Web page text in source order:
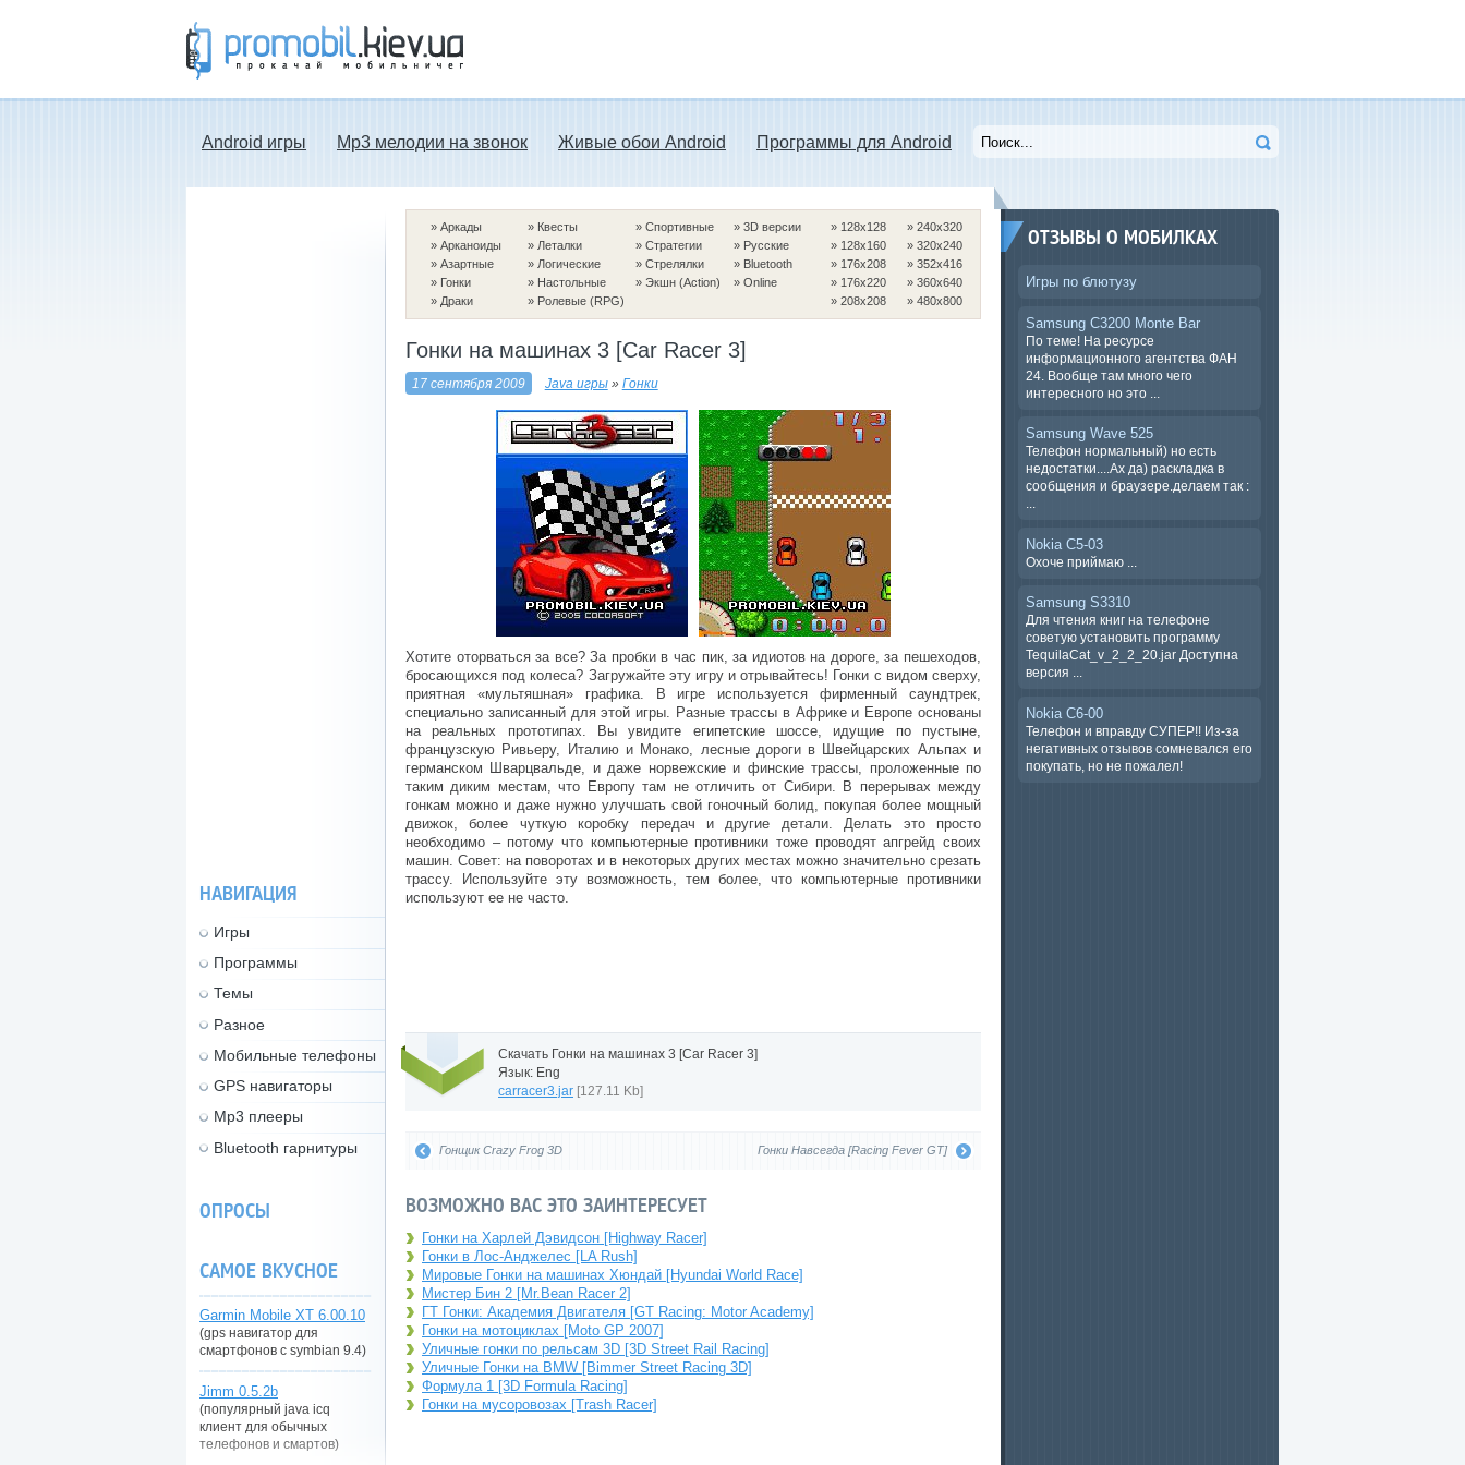
для Nokia, мелодии на звонок скачать
Android игры Mp3 мелодии на звонок Живые обои Android Программы для Android
» Аркады
» Арканоиды
» Азартные
» Гонки
» Драки
» Квесты
» Леталки
» Логические
» Настольные
» Ролевые (RPG)
» Спортивные
» Стратегии
» Стрелялки
» Экшн (Action)
» 3D версии
» Русские
» Bluetooth
» Online
» 128x128
» 128x160
» 176x208
» 176x220
» 208x208
» 240x320
» 320x240
» 352x416
» 360x640
» 480x800
Гонки на машинах 3 [Car Racer 3]
17 сентября 2009 Java игры» Гонки
Хотите оторваться за все? За пробки в час пик, за идиотов на дороге, за пешеходов,
бросающихся под колеса? Загружайте эту игру и отрывайтесь! Гонки с видом сверху,
приятная «мультяшная» графика. В игре используется фирменный саундтрек,
специально записанный для этой игры. Разные трассы в Африке и Европе основаны
на реальных прототипах. Вы увидите египетские шоссе, идущие по пустыне,
французскую Ривьеру, Италию и Монако, лесные дороги в Швейцарских Альпах и
германском Шварцвальде, и даже норвежские и финские трассы, проложенные по
таким диким местам, что Европу там не отличить от Сибири. В перерывах между
гонкам можно и даже нужно улучшать свой гоночный болид, покупая более мощный
движок, более чуткую коробку передач и другие детали. Делать это просто
необходимо – потому что компьютерные противники тоже проводят апгрейд своих
машин. Cовет: на поворотах и в некоторых других местах можно значительно срезать
трассу. Используйте эту возможность, тем более, что компьютерные противники
используют ее не часто.
Скачать Гонки на машинах 3 [Car Racer 3]
Язык: Eng
carracer3.jar [127.11 Kb]
Гонки Навсегда [Racing Fever GT]
Гонщик Crazy Frog 3D
ВОЗМОЖНО ВАС ЭТО ЗАИНТЕРЕСУЕТ
Гонки на Харлей Дэвидсон [Highway Racer]
Гонки в Лос-Анджелес [LA Rush]
Мировые Гонки на машинах Хюндай [Hyundai World Race]
Мистер Бин 2 [Mr.Bean Racer 2]
ГТ Гонки: Академия Двигателя [GT Racing: Motor Academy]
Гонки на мотоциклах [Moto GP 2007]
Уличные гонки по рельсам 3D [3D Street Rail Racing]
Уличные Гонки на BMW [Bimmer Street Racing 3D]
Формула 1 [3D Formula Racing]
Гонки на мусоровозах [Trash Racer]
ОТЗЫВЫ О МОБИЛКАХ
Игры по блютузу
Samsung C3200 Monte Bar
По теме! На ресурсе
информационного агентства ФАН
24. Вообще там много чего
интересного но это ...
Samsung Wave 525
Телефон нормальный) но есть
недостатки....Ах да) раскладка в
сообщения и браузере.делаем так :
Nokia C5-03
Охоче ​​приймаю ...
Samsung S3310
Для чтения книг на телефоне
советую установить программу
TequilaCat_v_2_2_20.jar Доступна
версия ...
Nokia C6-00
Телефон и вправду СУПЕР!! Из-за
негативных отзывов сомневался его
покупать, но не пожалел!
НАВИГАЦИЯ
Игры
Программы
Темы
Разное
Мобильные телефоны
GPS навигаторы
Mp3 плееры
Bluetooth гарнитуры
ОПРОСЫ
САМОЕ ВКУСНОЕ
Garmin Mobile XT 6.00.10
(gps навигатор для
смартфонов с symbian 9.4)
Jimm 0.5.2b
(популярный java icq
клиент для обычных
телефонов и смартов)